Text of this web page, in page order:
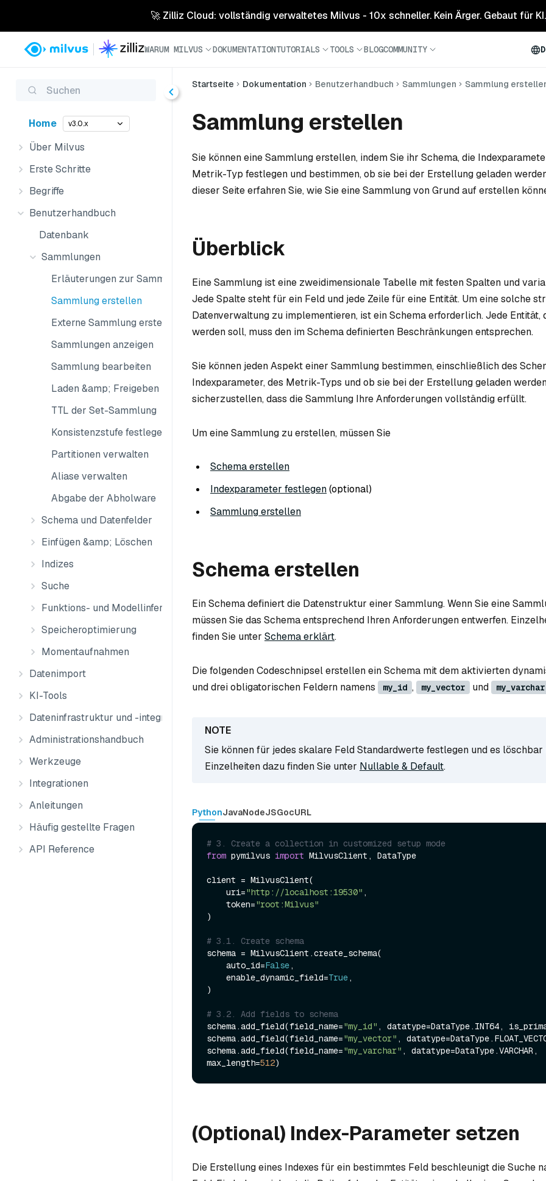
🚀 Zilliz Cloud: vollständig verwaltetes Milvus - 10x schneller. Kein Ärger. Gebaut für KI.
WARUM MILVUS DOKUMENTATIONTUTORIALS TOOLS BLOGCOMMUNITY
Suchen
Home v3.0.x
Über Milvus
Erste Schritte
Begriffe
Benutzerhandbuch
Datenbank
Sammlungen
Erläuterungen zur Sammlung
Sammlung erstellen
Externe Sammlung erstellen
Sammlungen anzeigen
Sammlung bearbeiten
Laden &amp; Freigeben
TTL der Set-Sammlung
Konsistenzstufe festlegen
Partitionen verwalten
Aliase verwalten
Abgabe der Abholware
Schema und Datenfelder
Einfügen &amp; Löschen
Indizes
Suche
Funktions- und Modellinferenz
Speicheroptimierung
Momentaufnahmen
Datenimport
KI-Tools
Dateninfrastruktur und -integration
Administrationshandbuch
Werkzeuge
Integrationen
Anleitungen
Häufig gestellte Fragen
API Reference
Startseite Dokumentation Benutzerhandbuch Sammlungen Sammlung
Sammlung erstellen
Sie können eine Sammlung erstellen, indem Sie ihr Schema, die
Metrik-Typ festlegen und bestimmen, ob sie bei der Erstellung geladen
dieser Seite erfahren Sie, wie Sie eine Sammlung von Grund auf erstellen
Überblick
Eine Sammlung ist eine zweidimensionale Tabelle mit festen Spalten und
Jede Spalte steht für ein Feld und jede Zeile für eine Entität. Um eine solche
Datenverwaltung zu implementieren, ist ein Schema erforderlich. Jede Entität,
werden soll, muss den im Schema definierten Beschränkungen entsprechen.
Sie können jeden Aspekt einer Sammlung bestimmen, einschließlich des
Indexparameter, des Metrik-Typs und ob sie bei der Erstellung geladen
sicherzustellen, dass die Sammlung Ihre Anforderungen vollständig erfüllt.
Um eine Sammlung zu erstellen, müssen Sie
Schema erstellen
Indexparameter festlegen(optional)
Sammlung erstellen
Schema erstellen
Ein Schema definiert die Datenstruktur einer Sammlung. Wenn Sie eine
müssen Sie das Schema entsprechend Ihren Anforderungen entwerfen.
finden Sie unter Schema erklärt.
Die folgenden Codeschnipsel erstellen ein Schema mit dem aktivierten
und drei obligatorischen Feldern namens
my_id , my_vector und my_varchar
Sie können für jedes skalare Feld Standardwerte festlegen und es löschbar
Einzelheiten dazu finden Sie unter Nullable & Default.
PythonJavaNodeJSGocURL
# 3. Create a collection in customized setup mode
from pymilvus import MilvusClient, DataType
client = MilvusClient(
    uri=
"http://localhost:19530" ,
    token=
"root:Milvus"
)
# 3.1. Create schema
schema = MilvusClient.create_schema(
    auto_id=
False,
    enable_dynamic_field=
True,
)
# 3.2. Add fields to schema
schema.add_field(field_name="my_id" , datatype=DataType.INT64,
schema.add_field(field_name="my_vector" ,
schema.add_field(field_name="my_varchar" , datatype=DataType.VARCHAR,
max_length=512
(Optional) Index-Parameter setzen
Die Erstellung eines Indexes für ein bestimmtes Feld beschleunigt die Suche